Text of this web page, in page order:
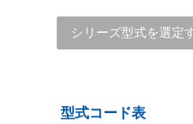
シリーズ型式を選定
型式コード表